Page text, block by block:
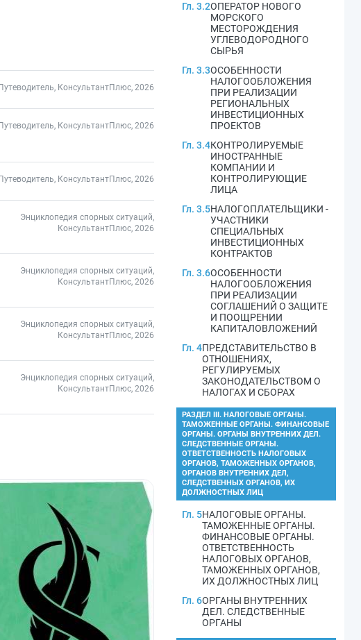
Путеводитель, КонсультантПлюс, 2026
Путеводитель, КонсультантПлюс, 2026
Путеводитель, КонсультантПлюс, 2026
Энциклопедия спорных ситуаций,
КонсультантПлюс, 2026
Энциклопедия спорных ситуаций,
КонсультантПлюс, 2026
Энциклопедия спорных ситуаций,
КонсультантПлюс, 2026
Энциклопедия спорных ситуаций,
КонсультантПлюс, 2026
Гл. 3.2ОПЕРАТОР НОВОГО
МОРСКОГО
МЕСТОРОЖДЕНИЯ
УГЛЕВОДОРОДНОГО
СЫРЬЯ
Гл. 3.3ОСОБЕННОСТИ
НАЛОГООБЛОЖЕНИЯ
ПРИ РЕАЛИЗАЦИИ
РЕГИОНАЛЬНЫХ
ИНВЕСТИЦИОННЫХ
ПРОЕКТОВ
Гл. 3.4КОНТРОЛИРУЕМЫЕ
ИНОСТРАННЫЕ
КОМПАНИИ И
КОНТРОЛИРУЮЩИЕ
ЛИЦА
Гл. 3.5НАЛОГОПЛАТЕЛЬЩИКИ -
УЧАСТНИКИ
СПЕЦИАЛЬНЫХ
ИНВЕСТИЦИОННЫХ
КОНТРАКТОВ
Гл. 3.6ОСОБЕННОСТИ
НАЛОГООБЛОЖЕНИЯ
ПРИ РЕАЛИЗАЦИИ
СОГЛАШЕНИЙ О ЗАЩИТЕ
И ПООЩРЕНИИ
КАПИТАЛОВЛОЖЕНИЙ
Гл. 4ПРЕДСТАВИТЕЛЬСТВО В
ОТНОШЕНИЯХ,
РЕГУЛИРУЕМЫХ
ЗАКОНОДАТЕЛЬСТВОМ О
НАЛОГАХ И СБОРАХ
РАЗДЕЛ III. НАЛОГОВЫЕ ОРГАНЫ.
ТАМОЖЕННЫЕ ОРГАНЫ. ФИНАНСОВЫЕ
ОРГАНЫ. ОРГАНЫ ВНУТРЕННИХ ДЕЛ.
СЛЕДСТВЕННЫЕ ОРГАНЫ.
ОТВЕТСТВЕННОСТЬ НАЛОГОВЫХ
ОРГАНОВ, ТАМОЖЕННЫХ ОРГАНОВ,
ОРГАНОВ ВНУТРЕННИХ ДЕЛ,
СЛЕДСТВЕННЫХ ОРГАНОВ, ИХ
ДОЛЖНОСТНЫХ ЛИЦ
Гл. 5НАЛОГОВЫЕ ОРГАНЫ.
ТАМОЖЕННЫЕ ОРГАНЫ.
ФИНАНСОВЫЕ ОРГАНЫ.
ОТВЕТСТВЕННОСТЬ
НАЛОГОВЫХ ОРГАНОВ,
ТАМОЖЕННЫХ ОРГАНОВ,
ИХ ДОЛЖНОСТНЫХ ЛИЦ
Гл. 6ОРГАНЫ ВНУТРЕННИХ
ДЕЛ. СЛЕДСТВЕННЫЕ
ОРГАНЫ